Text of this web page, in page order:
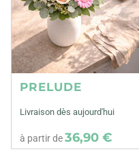
PRELUDE
Livraison dès aujourd'hui
à partir de36,90 €